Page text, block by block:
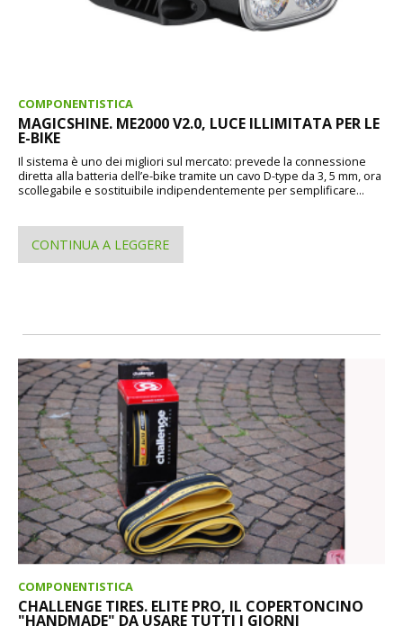
COMPONENTISTICA
MAGICSHINE. ME2000 V2.0, LUCE ILLIMITATA PER LE
E-BIKE
Il sistema è uno dei migliori sul mercato: prevede la connessione
diretta alla batteria dell’e-bike tramite un cavo D-type da 3, 5 mm, ora
scollegabile e sostituibile indipendentemente per semplificare...
CONTINUA A LEGGERE
COMPONENTISTICA
CHALLENGE TIRES. ELITE PRO, IL COPERTONCINO
"HANDMADE" DA USARE TUTTI I GIORNI